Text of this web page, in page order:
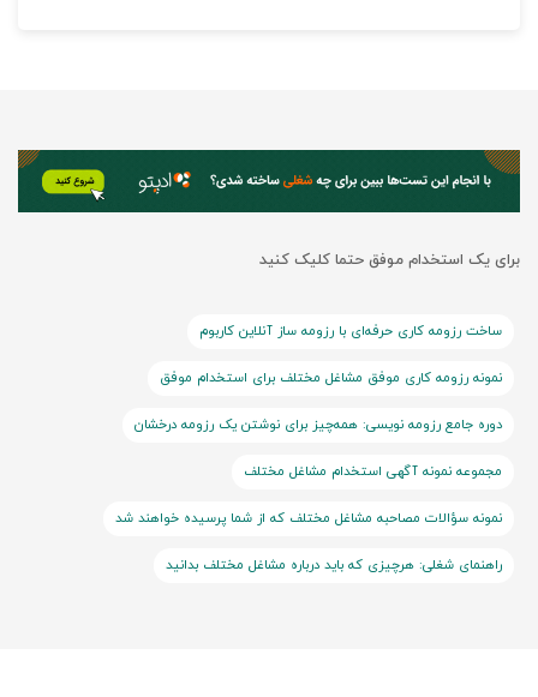
برای یک استخدام موفق حتما کلیک کنید
ساخت رزومه کاری حرفه‌ای با رزومه ساز آنلاین کاربوم
نمونه رزومه کاری موفق مشاغل مختلف برای استخدام موفق
دوره جامع رزومه نویسی: همه‌چیز برای نوشتن یک رزومه درخشان
مجموعه نمونه آگهی استخدام مشاغل مختلف
نمونه سؤالات مصاحبه مشاغل مختلف که از شما پرسیده خواهند شد
راهنمای شغلی: هرچیزی که باید درباره مشاغل مختلف بدانید